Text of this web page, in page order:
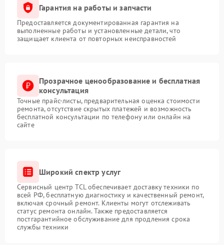
Гарантия на работы и запчасти
Предоставляется документированная гарантия на
выполненные работы и установленные детали, что
защищает клиента от повторных неисправностей
Прозрачное ценообразование и бесплатная
консультация
Точные прайс-листы, предварительная оценка стоимости
ремонта, отсутствие скрытых платежей и возможность
бесплатной консультации по телефону или онлайн на
сайте
Широкий спектр услуг
Сервисный центр TCL обеспечивает доставку техники по
всей РФ, бесплатную диагностику и качественный ремонт,
включая срочный ремонт. Клиенты могут отслеживать
статус ремонта онлайн. Также предоставляется
постгарантийное обслуживание для продления срока
службы техники